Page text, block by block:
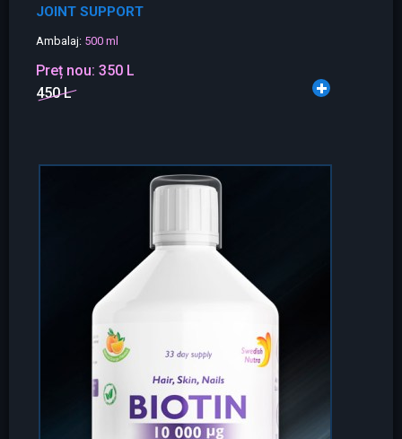
JOINT SUPPORT
Ambalaj: 500 ml
Preț nou: 350 L
450 L